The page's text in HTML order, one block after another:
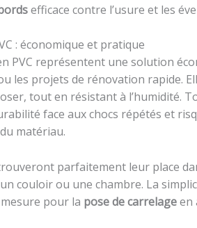
efficace contre l’usure et les
: économique et pratique
PVC représentent une solution
les projets de rénovation rapide.
tout en résistant à l’humidité.
face aux chocs répétés et
matériau.
parfaitement leur place
un couloir ou une chambre. La
pour la pose de carrelageen